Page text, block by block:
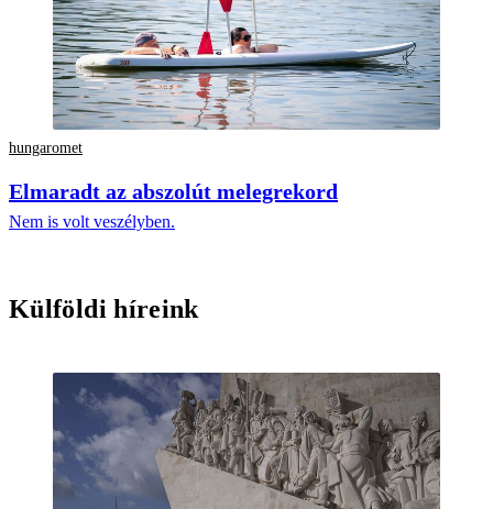
hungaromet
Elmaradt az abszolút melegrekord
Nem is volt veszélyben.
Külföldi híreink